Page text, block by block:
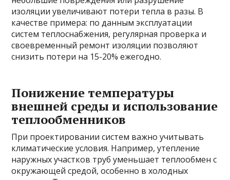
изоляции увеличивают потери тепла в разы. В
качестве примера: по данным эксплуатации
систем теплоснабжения, регулярная проверка и
своевременный ремонт изоляции позволяют
снизить потери на 15-20% ежегодно.
Понижение температуры
внешней среды и использование
теплообменников
При проектировании систем важно учитывать
климатические условия. Например, утепление
наружных участков труб уменьшает теплообмен с
окружающей средой, особенно в холодных